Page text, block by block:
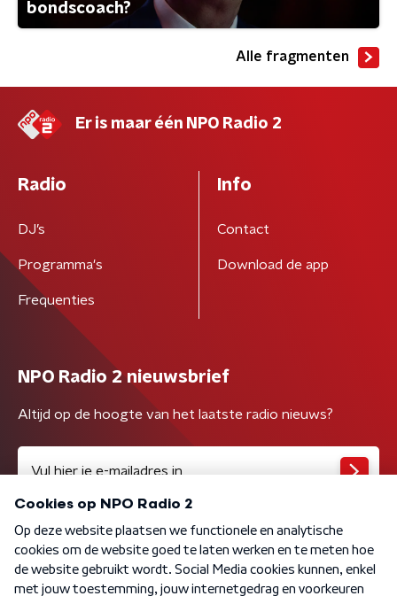
bondscoach?
Alle fragmenten
Er is maar één NPO Radio 2
Radio
DJ’s
Programma's
Frequenties
Info
Contact
Download de app
NPO Radio 2 nieuwsbrief
Altijd op de hoogte van het laatste radio nieuws?
Algemene voorwaarden